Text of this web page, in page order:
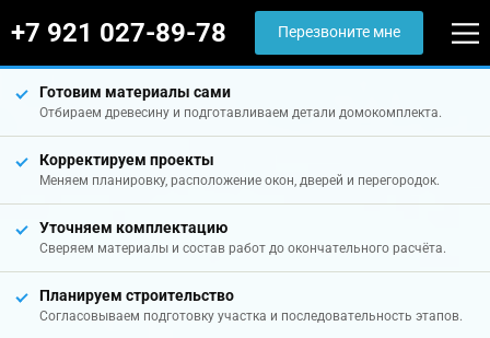
+7 921 027-89-78 Перезвоните мне
Готовим материалы сами
Отбираем древесину и подготавливаем детали домокомплекта.
Корректируем проекты
Меняем планировку, расположение окон, дверей и перегородок.
Уточняем комплектацию
Сверяем материалы и состав работ до окончательного расчёта.
Планируем строительство
Согласовываем подготовку участка и последовательность этапов.